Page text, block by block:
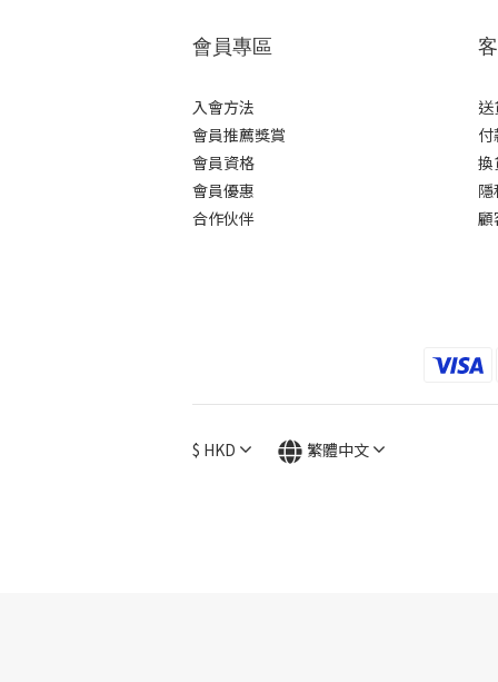
會員專區
入會方法
會員推薦獎賞
會員資格
會員優惠
合作伙伴
送
換
顧
$ HKD 繁體中文